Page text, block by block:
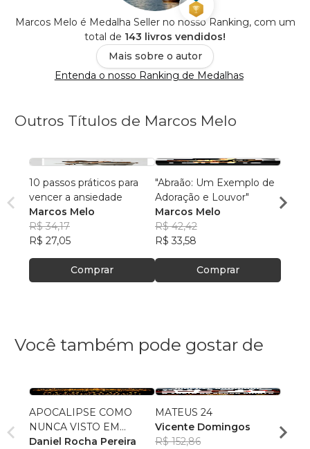
Marcos Melo é Medalha Seller no nosso Ranking, com um
total de 143 livros vendidos!
Mais sobre o autor
Entenda o nosso Ranking de Medalhas
Outros Títulos de Marcos Melo
10 passos práticos para
vencer a ansiedade
Marcos Melo
R$ 34,17
R$ 27,05
Comprar
"Abraão: Um Exemplo de
Adoração e Louvor"
Marcos Melo
R$ 42,42
R$ 33,58
Comprar
Você também pode gostar de
APOCALIPSE COMO
NUNCA VISTO EM
CRONOLOGIA
Daniel Rocha Pereira
MATEUS 24
Vicente Domingos
R$ 152,86